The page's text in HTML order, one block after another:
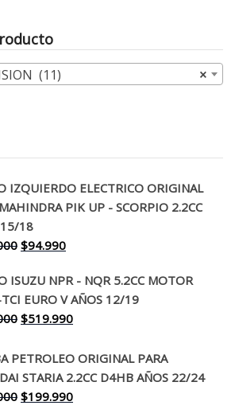
$12.990.
×
(11)
IZQUIERDO ELECTRICO ORIGINAL
PIK UP - SCORPIO 2.2CC
18
El
original
era:
$130.000.
$94.990El
actual
es:
$94.990.
ISUZU NPR - NQR 5.2CC MOTOR
EURO V AÑOS 12/19
El
original
era:
$650.000.
$519.990El
actual
es:
$519.990.
PETROLEO ORIGINAL PARA
STARIA 2.2CC D4HB AÑOS 22/24
El
$199.990El